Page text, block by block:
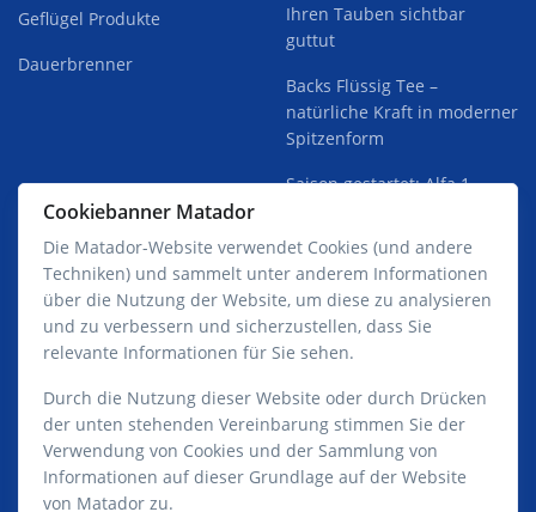
Geflügel Produkte
Dauerbrenner
Ihren Tauben sichtbar
guttut
Backs Flüssig Tee –
natürliche Kraft in moderner
Spitzenform
Saison gestartet: Alfa 1
Schläge
Datenschutzerklärung Matador GmbH
Cookiebanner Matador
Die Matador-Website verwendet Cookies (und andere
Techniken) und sammelt unter anderem Informationen
über die Nutzung der Website, um diese zu analysieren
und zu verbessern und sicherzustellen, dass Sie
relevante Informationen für Sie sehen.
Durch die Nutzung dieser Website oder durch Drücken
der unten stehenden Vereinbarung stimmen Sie der
Verwendung von Cookies und der Sammlung von
Informationen auf dieser Grundlage auf der Website
von Matador zu.